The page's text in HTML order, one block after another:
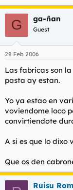
G ga-ñan
Guest
28 Feb 2006
Las fabricas son
pasta ay estan.
Yo ya estao en
voviendome loco
convirtiendote
A si es que lo dixo
Que os den
Ruisu